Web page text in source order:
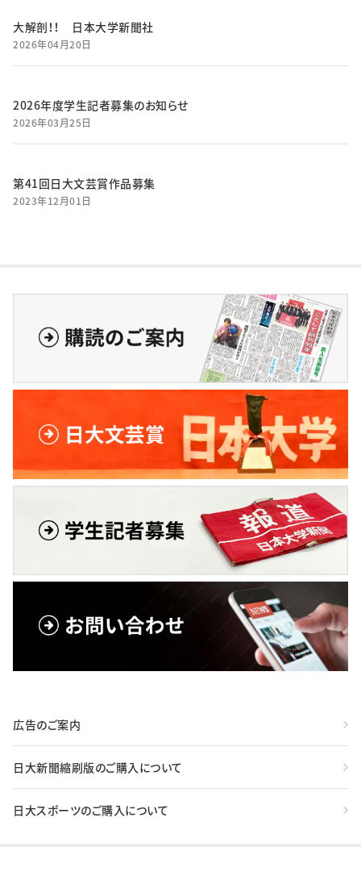
大解剖！！ 日本大学新聞社
2026年04月20日
2026年度学生記者募集のお知らせ
2026年03月25日
第41回日大文芸賞作品募集
2023年12月01日
広告のご案内
日大新聞縮刷版のご購入について
日大スポーツのご購入について